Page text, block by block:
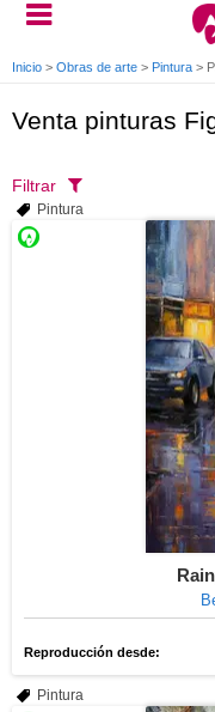
Inicio > Obras de arte > Pintura >
Venta pinturas
Filtrar
Pintura
Reproducción desde:
Pintura